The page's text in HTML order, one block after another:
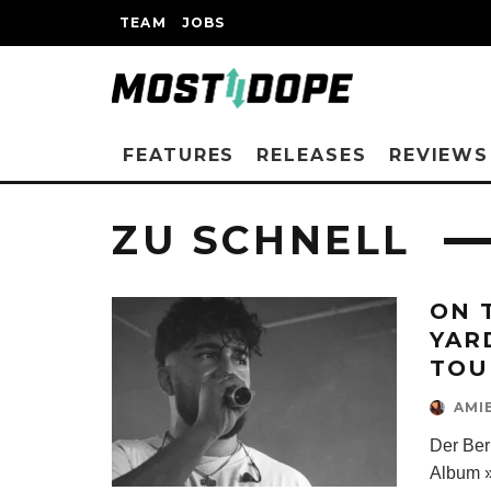
TEAM JOBS
FEATURES RELEASES REVIEWS
ZU SCHNELL
ON
Der
Album